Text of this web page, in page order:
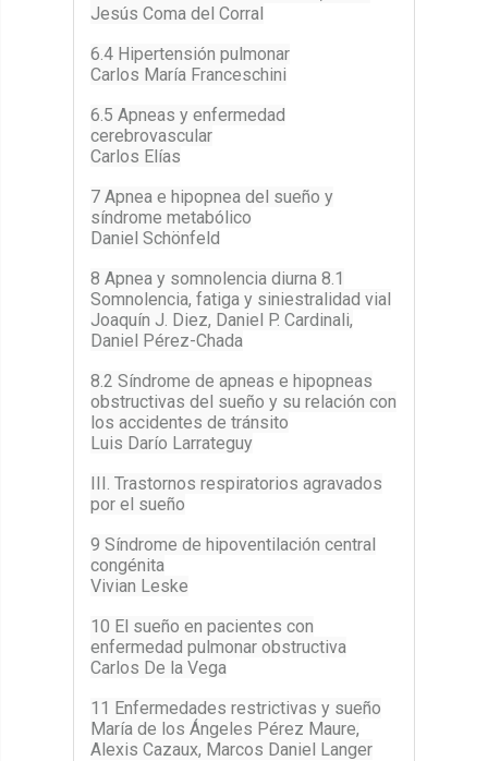
Jesús Coma del Corral
6.4 Hipertensión pulmonar
Carlos María Franceschini
6.5 Apneas y enfermedad
cerebrovascular
Carlos Elías
7 Apnea e hipopnea del sueño y
síndrome metabólico
Daniel Schönfeld
8 Apnea y somnolencia diurna 8.1
Somnolencia, fatiga y siniestralidad vial
Joaquín J. Diez, Daniel P. Cardinali,
Daniel Pérez-Chada
8.2 Síndrome de apneas e hipopneas
obstructivas del sueño y su relación con
los accidentes de tránsito
Luis Darío Larrateguy
III. Trastornos respiratorios agravados
por el sueño
9 Síndrome de hipoventilación central
congénita
Vivian Leske
10 El sueño en pacientes con
enfermedad pulmonar obstructiva
Carlos De la Vega
11 Enfermedades restrictivas y sueño
María de los Ángeles Pérez Maure,
Alexis Cazaux, Marcos Daniel Langer